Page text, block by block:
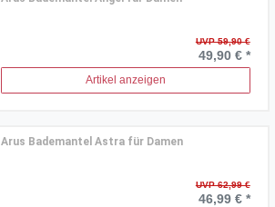
UVP 59,90 €
49,90 € *
Artikel anzeigen
Arus Bademantel Astra für Damen
UVP 62,99 €
46,99 € *